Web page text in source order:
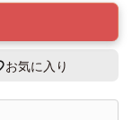
お気に入り